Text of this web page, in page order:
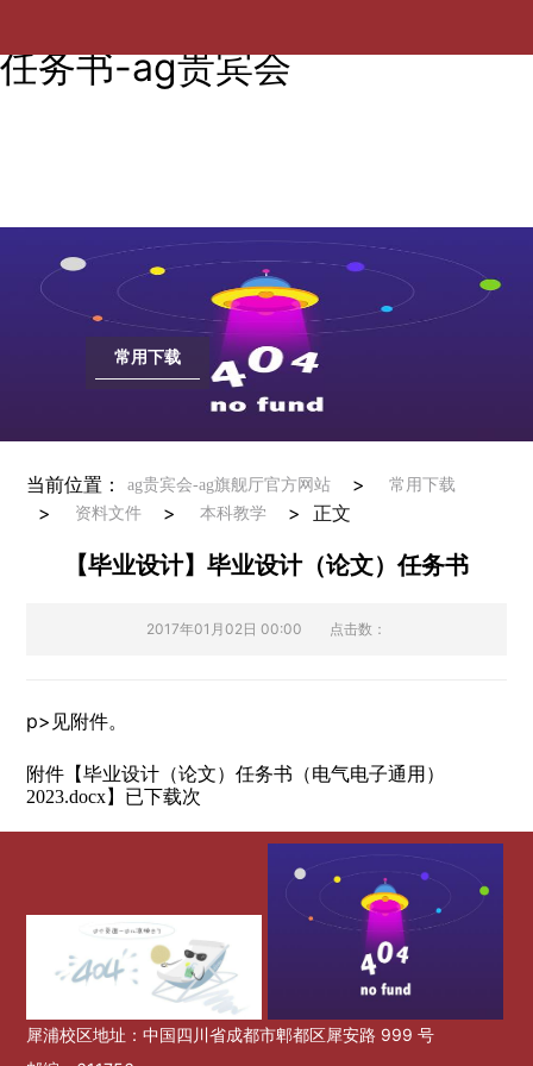
任务书-ag贵宾会
常用下载
当前位置： ag贵宾会-ag旗舰厅官方网站 >常用下载
> 资料文件 >本科教学 > 正文
【毕业设计】毕业设计（论文）任务书
2017年01月02日 00:00 点击数：
p>见附件。
附件【毕业设计（论文）任务书（电气电子通用）
2023.docx】已下载次
犀浦校区地址：中国四川省成都市郫都区犀安路 999 号